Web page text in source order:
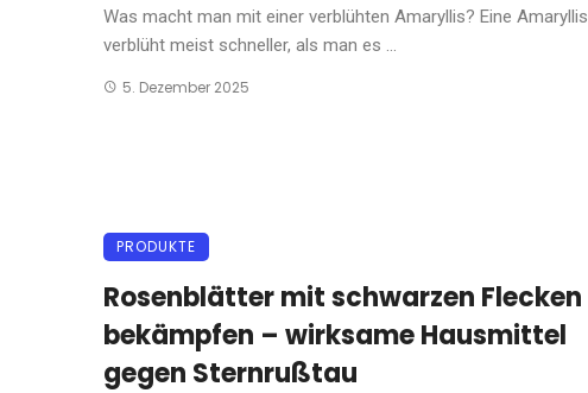
Was macht man mit einer verblühten Amaryllis? Eine Amaryllis
verblüht meist schneller, als man es ...
5. Dezember 2025
PRODUKTE
Rosenblätter mit schwarzen Flecken
bekämpfen – wirksame Hausmittel
gegen Sternrußtau